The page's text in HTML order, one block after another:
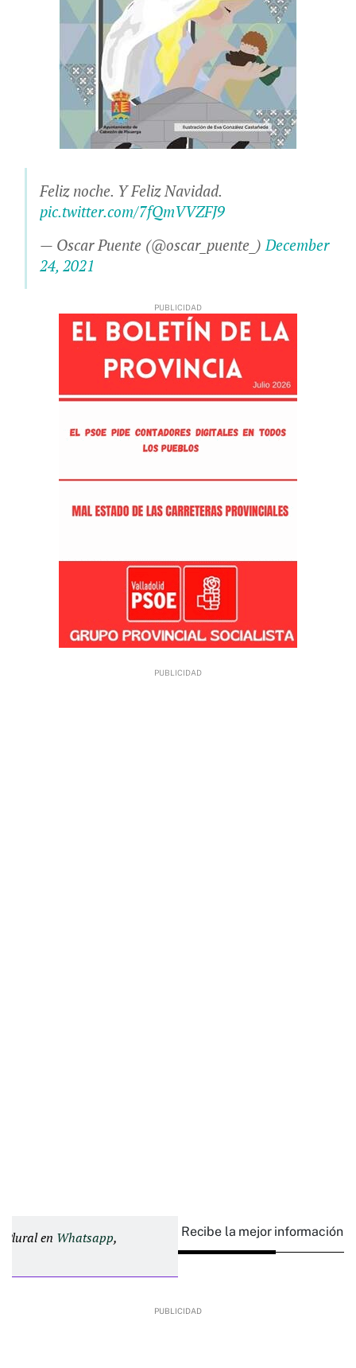
Feliz noche. Y Feliz Navidad.
pic.twitter.com/7fQmVVZFJ9
— Oscar Puente (@oscar_puente_) December
24, 2021
Plural en Whatsapp, Recibe la mejor información